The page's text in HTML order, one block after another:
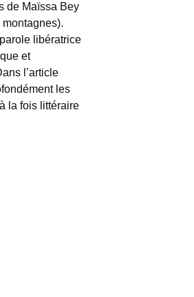
de Maïssa Bey
libératrice
et
l’article
les
la fois littéraire